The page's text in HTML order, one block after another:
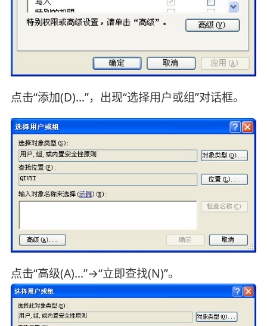
点击“添加(D)...”，出现“选择用户或组”对话框。
点击“高级(A)...”→“立即查找(N)”。